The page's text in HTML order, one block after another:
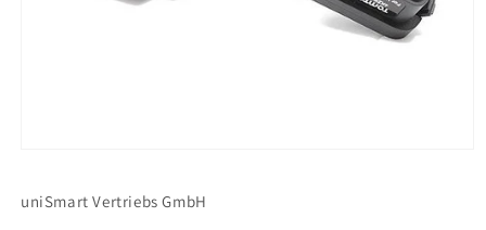
uniSmart Vertriebs GmbH